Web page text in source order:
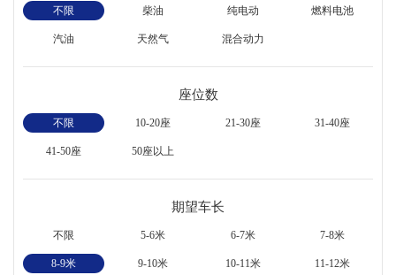
不限 柴油 纯电动 燃料电池
汽油 天然气 混合动力
座位数
不限 10-20座 21-30座 31-40座
41-50座 50座以上
期望车长
不限 5-6米 6-7米 7-8米
8-9米 9-10米 10-11米 11-12米